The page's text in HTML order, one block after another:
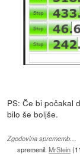
PS: Če bi počakal
bilo še boljše.
Zgodovina sprememb…
spremenil:MrStein(